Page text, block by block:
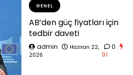
GENEL
AB’den güç fiyatları için
tedbir daveti
admin
Haziran 22,
2026
0
91